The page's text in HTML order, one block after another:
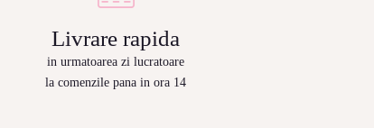
Livrare rapida
in urmatoarea zi lucratoare
la comenzile pana in ora 14